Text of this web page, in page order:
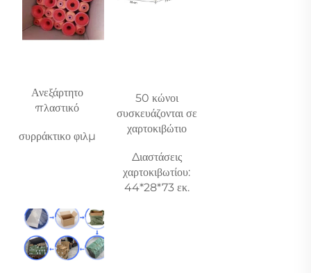
Ανεξάρτητο
πλαστικό
συρράκτικο φιλμ
50 κώνοι
συσκευάζονται σε
χαρτοκιβώτιο
Διαστάσεις
χαρτοκιβωτίου:
44*28*73 εκ.